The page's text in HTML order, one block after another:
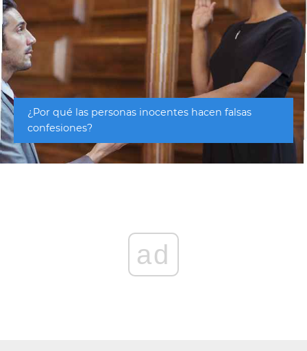
¿Por qué las personas inocentes hacen falsas
confesiones?
ad